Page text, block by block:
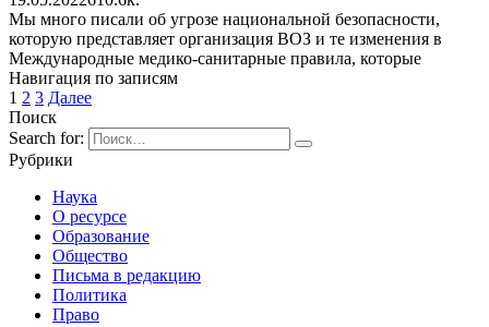
Мы много писали об угрозе национальной безопасности,
которую представляет организация ВОЗ и те изменения в
Международные медико-санитарные правила, которые
Навигация по записям
1 2 3 Далее
Поиск
Search for:
Рубрики
Наука
О ресурсе
Образование
Общество
Письма в редакцию
Политика
Право